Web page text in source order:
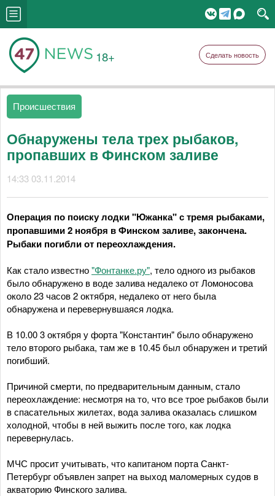
18+ Сделать новость
Происшествия
Обнаружены тела трех рыбаков,
пропавших в Финском заливе
14:33 03.11.2014
Операция по поиску лодки "Южанка" с тремя рыбаками,
пропавшими 2 ноября в Финском заливе, закончена.
Рыбаки погибли от переохлаждения.
Как стало известно"Фонтанке.ру", тело одного из рыбаков
было обнаружено в воде залива недалеко от Ломоносова
около 23 часов 2 октября, недалеко от него была
обнаружена и перевернувшаяся лодка.
В 10.00 3 октября у форта "Константин" было обнаружено
тело второго рыбака, там же в 10.45 был обнаружен и третий
погибший.
Причиной смерти, по предварительным данным, стало
переохлаждение: несмотря на то, что все трое рыбаков были
в спасательных жилетах, вода залива оказалась слишком
холодной, чтобы в ней выжить после того, как лодка
перевернулась.
МЧС просит учитывать, что капитаном порта Санкт-
Петербург объявлен запрет на выход маломерных судов в
акваторию Финского залива.